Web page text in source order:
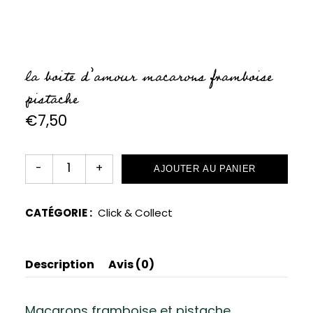
la boite d’amour macarons framboise
pistache
€7,50
AJOUTER AU PANIER
CATÉGORIE : Click & Collect
Description Avis (0)